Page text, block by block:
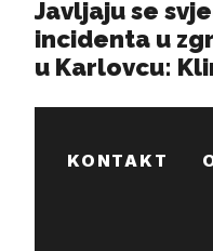
KONTAKT